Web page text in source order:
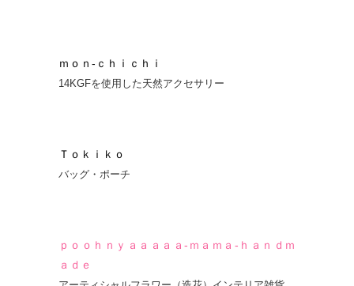
ｍｏｎ-ｃｈｉｃｈｉ
14KGFを使用した天然アクセサリー
Ｔｏｋｉｋｏ
バッグ・ポーチ
ｐｏｏｈｎｙａａａａａ-ｍａｍａ-ｈａｎｄｍ
ａｄｅ